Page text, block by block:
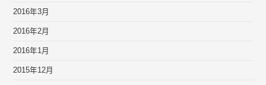
2016年3月
2016年2月
2016年1月
2015年12月